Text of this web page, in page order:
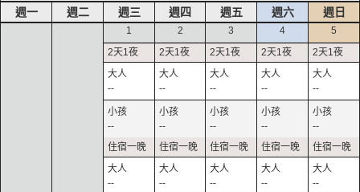
週一 週二 週三 週四 週五 週六 週日
1
--
--
--
2
--
--
--
3
--
--
--
4
--
--
--
5
--
--
--